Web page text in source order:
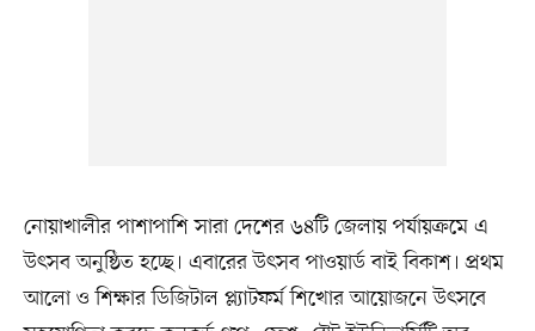
নোয়াখালীর পাশাপাশি সারা দেশের ৬৪টি জেলায় পর্যায়ক্রমে এ
উৎসব অনুষ্ঠিত হচ্ছে। এবারের উৎসব পাওয়ার্ড বাই বিকাশ। প্রথম
আলো ও শিক্ষার ডিজিটাল প্ল্যাটফর্ম শিখোর আয়োজনে উৎসবে